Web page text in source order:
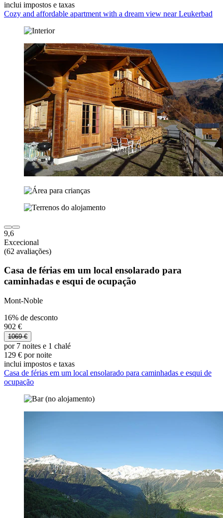
inclui impostos e taxas
Cozy and affordable apartment with a dream view near Leukerbad
9,6
Excecional
(62 avaliações)
Casa de férias em um local ensolarado para
caminhadas e esqui de ocupação
Mont-Noble
16% de desconto
902 €
1069 €
por 7 noites e 1 chalé
129 € por noite
inclui impostos e taxas
Casa de férias em um local ensolarado para caminhadas e esqui de
ocupação